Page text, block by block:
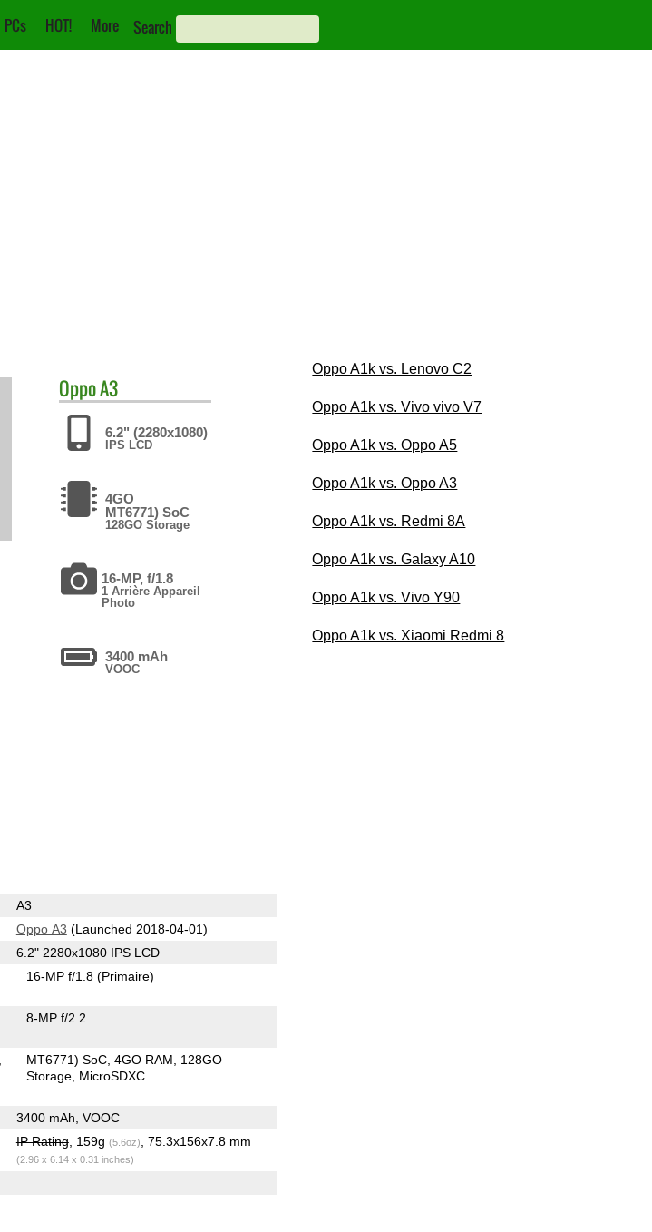
PCs HOT! More Search
OppoA3
6.2" (2280x1080)
IPS LCD
4GO
MT6771) SoC
128GO Storage
16-MP, f/1.8
1 Arrière Appareil
Photo
3400 mAh
VOOC
A3
Oppo A3 (Launched 2018-04-01)
6.2" 2280x1080 IPS LCD
16-MP f/1.8(Primaire)
8-MP f/2.2
MT6771) SoC 4GO RAM
128GO
Storage MicroSDXC
3400 mAh, VOOC
IP Rating, 159g (5.6oz) , 75.3x156x7.8 mm
(2.96 x 6.14 x 0.31 inches)
Oppo A1k vs. Lenovo C2
Oppo A1k vs. Vivo vivo V7
Oppo A1k vs. Oppo A5
Oppo A1k vs. Oppo A3
Oppo A1k vs. Redmi 8A
Oppo A1k vs. Galaxy A10
Oppo A1k vs. Vivo Y90
Oppo A1k vs. Xiaomi Redmi 8